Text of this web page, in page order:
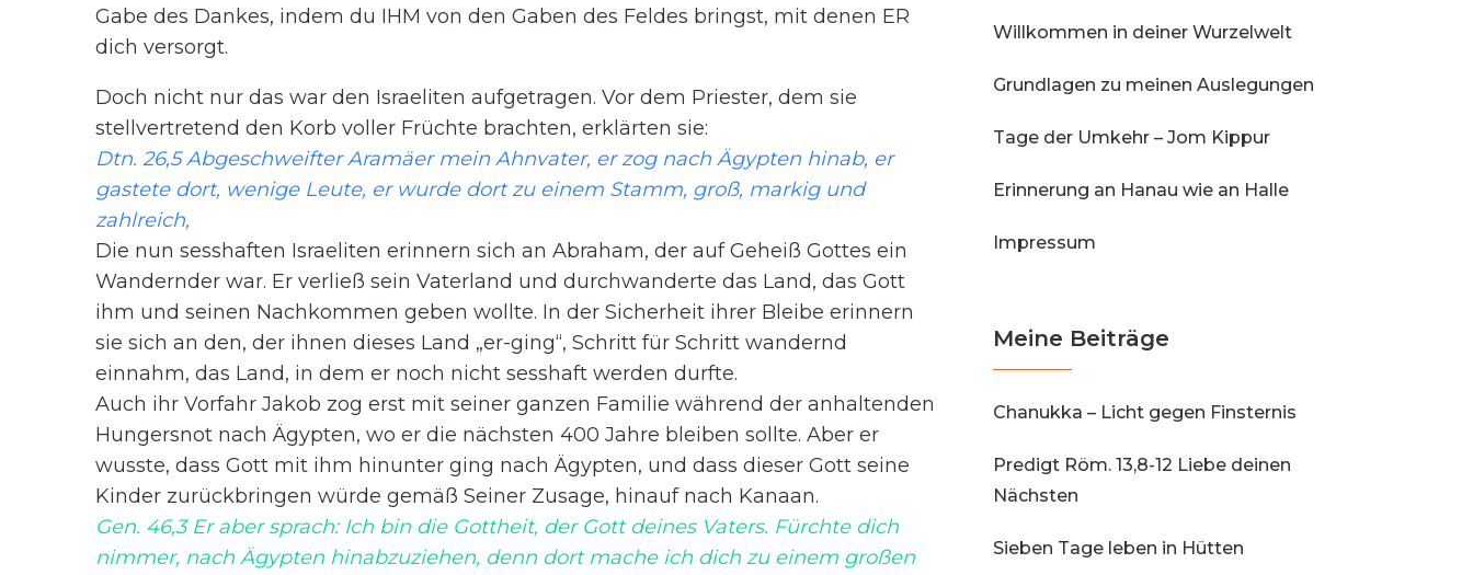
Gabe des Dankes, indem du IHM von den Gaben des Feldes bringst, mit denen ER
dich versorgt.
Doch nicht nur das war den Israeliten aufgetragen. Vor dem Priester, dem sie
stellvertretend den Korb voller Früchte brachten, erklärten sie:
Dtn. 26,5 Abgeschweifter Aramäer mein Ahnvater, er zog nach Ägypten hinab, er
gastete dort, wenige Leute, er wurde dort zu einem Stamm, groß, markig und
zahlreich,
Die nun sesshaften Israeliten erinnern sich an Abraham, der auf Geheiß Gottes ein
Wandernder war. Er verließ sein Vaterland und durchwanderte das Land, das Gott
ihm und seinen Nachkommen geben wollte. In der Sicherheit ihrer Bleibe erinnern
sie sich an den, der ihnen dieses Land „er-ging“, Schritt für Schritt wandernd
einnahm, das Land, in dem er noch nicht sesshaft werden durfte.
Auch ihr Vorfahr Jakob zog erst mit seiner ganzen Familie während der anhaltenden
Hungersnot nach Ägypten, wo er die nächsten 400 Jahre bleiben sollte. Aber er
wusste, dass Gott mit ihm hinunter ging nach Ägypten, und dass dieser Gott seine
Kinder zurückbringen würde gemäß Seiner Zusage, hinauf nach Kanaan.
Gen. 46,3 Er aber sprach: Ich bin die Gottheit, der Gott deines Vaters. Fürchte dich
nimmer, nach Ägypten hinabzuziehen, denn dort mache ich dich zu einem großen
Willkommen in deiner Wurzelwelt
Grundlagen zu meinen Auslegungen
Tage der Umkehr – Jom Kippur
Erinnerung an Hanau wie an Halle
Impressum
Meine Beiträge
Chanukka – Licht gegen Finsternis
Predigt Röm. 13,8-12 Liebe deinen
Nächsten
Sieben Tage leben in Hütten